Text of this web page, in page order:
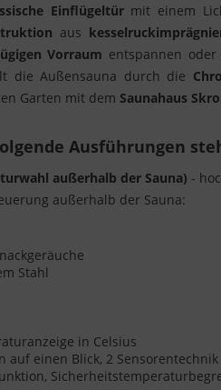
Einflügeltürmit einem
aus
Vorraum entspannen
die Außensauna durch die
Garten mit dem Saunahaus
Ausführungen
außerhalb der Sauna) -
außerhalb der Sauna:
Stahl
in Celsius
einen Blick, 2 Sensorentechnik